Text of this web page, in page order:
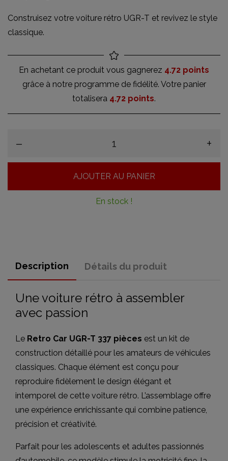
Construisez votre voiture rétro UGR-T et revivez le style
classique.
En achetant ce produit vous gagnerez 4.72 points
grâce à notre programme de fidélité. Votre panier
totalisera 4.72 points.
– +
AJOUTER AU PANIER
En stock !
Description Détails du produit
Une voiture rétro à assembler
avec passion
Le Retro Car UGR-T 337 pièces est un kit de
construction détaillé pour les amateurs de véhicules
classiques. Chaque élément est conçu pour
reproduire fidèlement le design élégant et
intemporel de cette voiture rétro. L’assemblage offre
une expérience enrichissante qui combine patience,
précision et créativité.
Parfait pour les adolescents et adultes passionnés